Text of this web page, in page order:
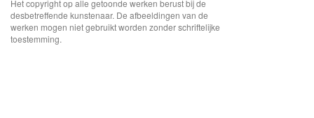
Het copyright op alle getoonde werken berust bij de
desbetreffende kunstenaar. De afbeeldingen van de
werken mogen niet gebruikt worden zonder schriftelijke
toestemming.